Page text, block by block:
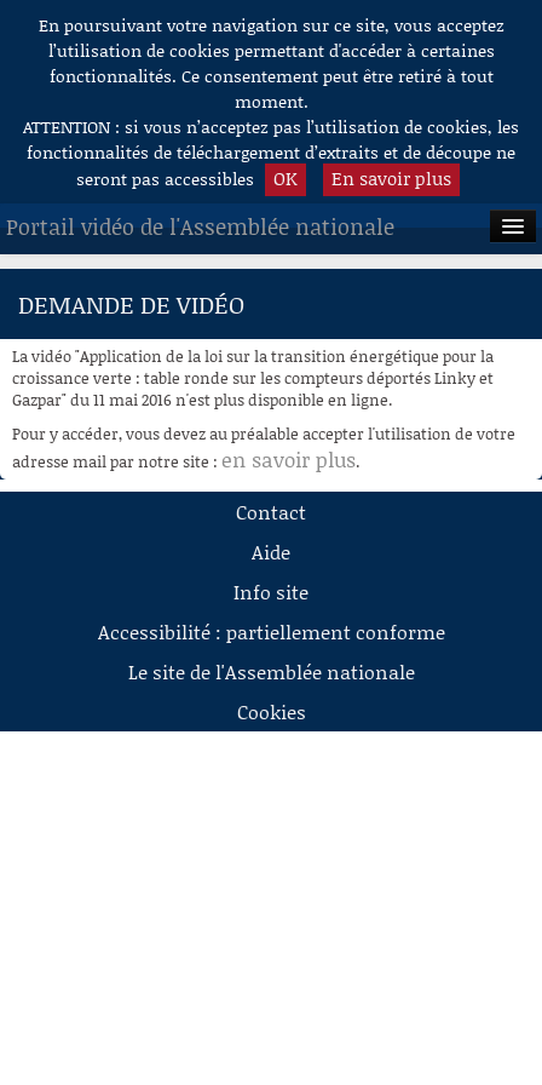
Aller au contenu
En poursuivant votre navigation sur ce site, vous acceptez
l’utilisation de cookies permettant d'accéder à certaines
fonctionnalités. Ce consentement peut être retiré à tout
moment.
ATTENTION : si vous n’acceptez pas l’utilisation de cookies, les
fonctionnalités de téléchargement d’extraits et de découpe ne
seront pas accessibles
OK En savoir plus
Portail vidéo de l'Assemblée nationale
ACCUEIL
À LA DEMANDE
RECHERCHE
AIDE À LA DÉCOUPE
DE VIDÉOS
DEMANDE DE VIDÉO
La vidéo "Application de la loi sur la transition énergétique pour la
croissance verte : table ronde sur les compteurs déportés Linky et
Gazpar" du 11 mai 2016 n'est plus disponible en ligne.
Pour y accéder, vous devez au préalable accepter l'utilisation de votre
adresse mail par notre site : en savoir plus.
Contact
Aide
Info site
Accessibilité : partiellement conforme
Le site de l'Assemblée nationale
Cookies